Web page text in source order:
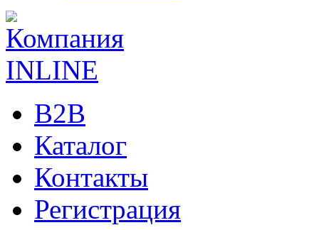
B2B
Каталог
Контакты
Регистрация